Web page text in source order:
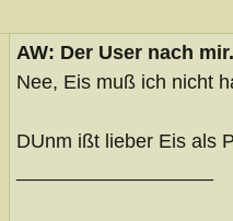
AW: Der User nach
Nee, Eis muß ich nicht
DUnm ißt lieber Eis als